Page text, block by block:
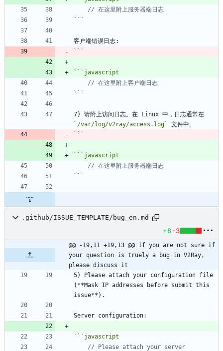
```
``` javascript
```
`/var/log/v2ray/access.log`
``` javascript
```
.github/ISSUE_TEMPLATE/bug_en.md
+8 -3
@@ -19,11 +19,13 @@ If you are not sure if
your question is truely a bug in V2Ray,
please discuss it
5) Please attach your configuration file
(**Mask IP addresses before submit this
``` javascript
// Please attach your server